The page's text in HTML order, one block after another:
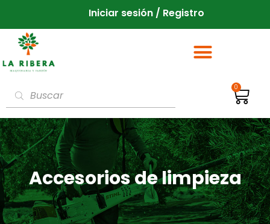
Iniciar sesión / Registro
0
Accesorios de limpieza